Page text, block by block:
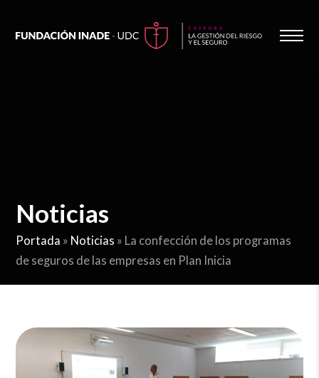
Noticias
Portada » Noticias » La confección de los programas
de seguros de las empresas en Plan Inicia